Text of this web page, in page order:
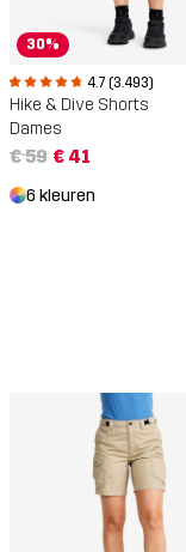
30%
4.7 (3.493)
Hike & Dive Shorts
Dames
€ 59 € 41
6 kleuren